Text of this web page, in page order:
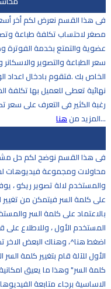
فى هذا القسم نعرض لكم أخر
مصغر لاحتساب تكلفة طباعة
عضوية والتمتع بخدمة
سعر الطباعة والتصوير
الخاص بك .فتقوم بادخال اعداد
نهائية تعطى للعميل بها
رغبة الكثير فى التعرف على سعر
...المزيد منهنا
فى هذا القسم نوضح لكم حل
محاولات ومجموعة فيديوهات
والمستخدم لالة تصوير ريكو ،
على كلمة السر فيتمكن من تغيير
بالاعتماد على كلمة السر
المستخدم الأول ، وللاطلاع
اضغط هنا^، وهناك البعض
الأول للآلة قام بتغيير كلمة
الاساسية برجاء متابعة